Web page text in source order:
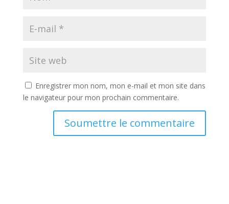
Enregistrer mon nom, mon e-mail et mon site dans
le navigateur pour mon prochain commentaire.
Soumettre le commentaire